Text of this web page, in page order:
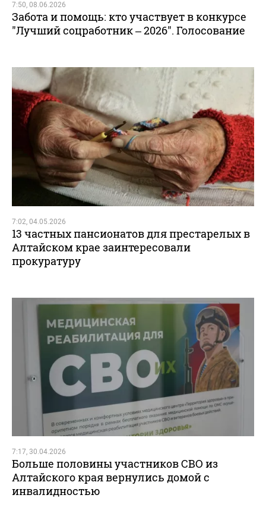
7:50, 08.06.2026
Забота и помощь: кто участвует в конкурсе
"Лучший соцработник – 2026". Голосование
7:02, 04.05.2026
13 частных пансионатов для престарелых в
Алтайском крае заинтересовали
прокуратуру
7:17, 30.04.2026
Больше половины участников СВО из
Алтайского края вернулись домой с
инвалидностью